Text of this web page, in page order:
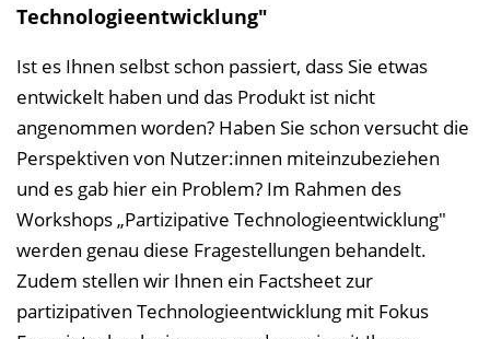
Technologieentwicklung"
Ist es Ihnen selbst schon passiert, dass Sie etwas
entwickelt haben und das Produkt ist nicht
angenommen worden? Haben Sie schon versucht die
Perspektiven von Nutzer:innen miteinzubeziehen
und es gab hier ein Problem? Im Rahmen des
Workshops „Partizipative Technologieentwicklung"
werden genau diese Fragestellungen behandelt.
Zudem stellen wir Ihnen ein Factsheet zur
partizipativen Technologieentwicklung mit Fokus